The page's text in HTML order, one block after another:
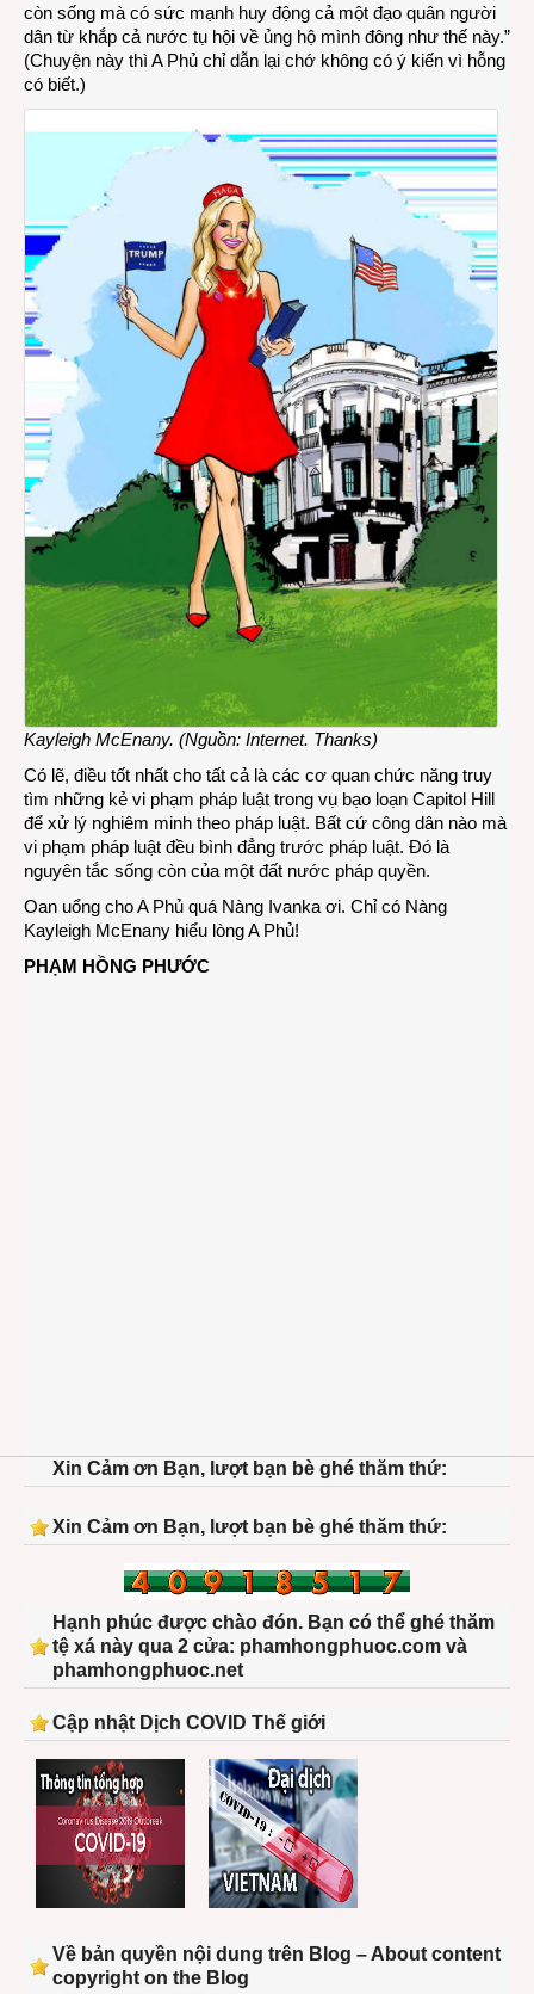
còn sống mà có sức mạnh huy động cả một đạo quân người
dân từ khắp cả nước tụ hội về ủng hộ mình đông như thế này.”
(Chuyện này thì A Phủ chỉ dẫn lại chớ không có ý kiến vì hỗng
có biết.)
Kayleigh McEnany. (Nguồn: Internet. Thanks)
Có lẽ, điều tốt nhất cho tất cả là các cơ quan chức năng truy
tìm những kẻ vi phạm pháp luật trong vụ bạo loạn Capitol Hill
để xử lý nghiêm minh theo pháp luật. Bất cứ công dân nào mà
vi phạm pháp luật đều bình đẳng trước pháp luật. Đó là
nguyên tắc sống còn của một đất nước pháp quyền.
Oan uổng cho A Phủ quá Nàng Ivanka ơi. Chỉ có Nàng
Kayleigh McEnany hiểu lòng A Phủ!
PHẠM HỒNG PHƯỚC
Xin Cảm ơn Bạn, lượt bạn bè ghé thăm thứ:
Xin Cảm ơn Bạn, lượt bạn bè ghé thăm thứ:
Hạnh phúc được chào đón. Bạn có thể ghé thăm
tệ xá này qua 2 cửa: phamhongphuoc.com và
phamhongphuoc.net
Cập nhật Dịch COVID Thế giới
Về bản quyền nội dung trên Blog – About content
copyright on the Blog